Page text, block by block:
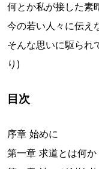
何とか私が接した素
今の若い人々に伝え
そんな思いに駆られ
り)
目次
序章 始めに
第一章 求道とは何か